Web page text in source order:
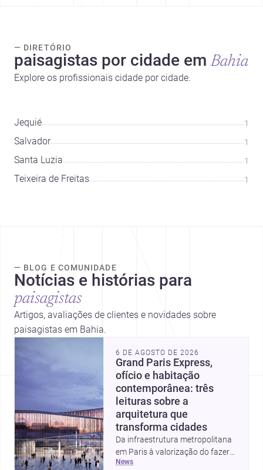
— DIRETÓRIO
paisagistas por cidade em Bahia
Explore os profissionais cidade por cidade.
Jequié 1
Salvador 1
Santa Luzia 1
Teixeira de Freitas 1
— BLOG E COMUNIDADE
Notícias e histórias para
paisagistas
Artigos, avaliações de clientes e novidades sobre
paisagistas em Bahia.
6 DE AGOSTO DE 2026
Grand Paris Express,
ofício e habitação
contemporânea: três
leituras sobre a
arquitetura que
transforma cidades
Da infraestrutura metropolitana
em Paris à valorização do fazer
artesanal e à casa elevada da
news